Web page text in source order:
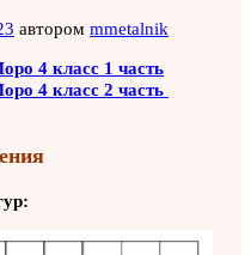
автором mmetalnik
4 класс 1 часть
4 класс 2 часть